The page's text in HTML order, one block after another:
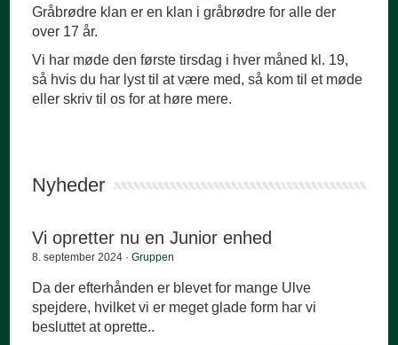
Gråbrødre klan er en klan i gråbrødre for alle der
over 17 år.
Vi har møde den første tirsdag i hver måned kl. 19,
så hvis du har lyst til at være med, så kom til et møde
eller skriv til os for at høre mere.
Nyheder
Vi opretter nu en Junior enhed
8. september 2024 ·Gruppen
Da der efterhånden er blevet for mange Ulve
spejdere, hvilket vi er meget glade form har vi
besluttet at oprette..